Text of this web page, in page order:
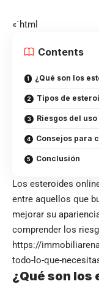
«`html
Contents
¿Qué son los
Tipos de
Riesgos del
Consejos para
Conclusión
Los esteroides
entre aquellos que
mejorar su
comprender los
https://
todo-lo-que-
¿Qué son los